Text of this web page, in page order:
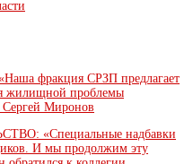
фракция СРЗП предлагает
жилищной проблемы
Миронов
«Специальные надбавки
И мы продолжим эту